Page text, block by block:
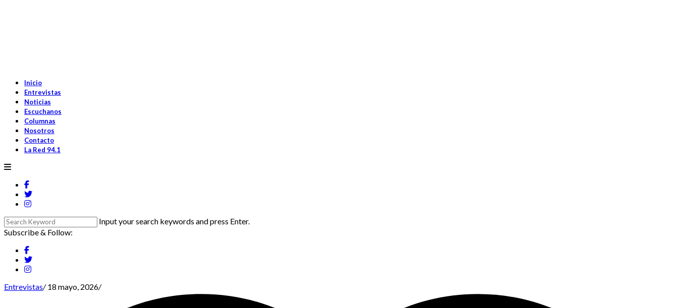
Inicio
Entrevistas
Noticias
Escuchanos
Columnas
Nosotros
Contacto
La Red 94.1
Input your search keywords and press Enter.
Subscribe & Follow:
Entrevistas/18 mayo, 2026/